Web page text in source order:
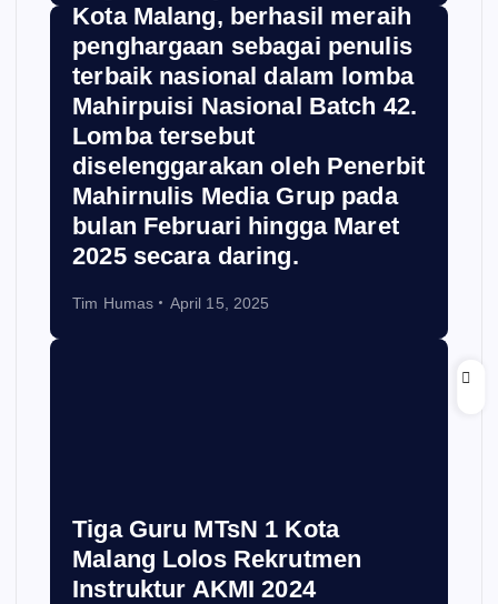
Kota Malang, berhasil meraih
penghargaan sebagai penulis
terbaik nasional dalam lomba
Mahirpuisi Nasional Batch 42.
Lomba tersebut
diselenggarakan oleh Penerbit
Mahirnulis Media Grup pada
bulan Februari hingga Maret
2025 secara daring.
Tim Humas April 15, 2025
Tiga Guru MTsN 1 Kota
Malang Lolos Rekrutmen
Instruktur AKMI 2024